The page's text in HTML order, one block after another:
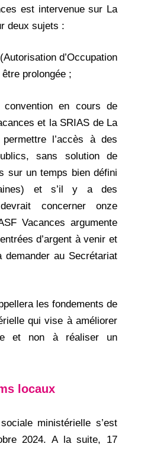
est intervenue sur La
deux sujets :
d’Occupation
prolongée ;
en cours de
et la SRIAS de La
l’accès à des
sans solution de
sur un temps bien défini
et s’il y a des
concerner onze
Vacances argumente
d’argent à venir et
demander au Secrétariat
les fondements de
qui vise à améliorer
et non à réaliser un
locaux
ministérielle s’est
2024. A la suite, 17